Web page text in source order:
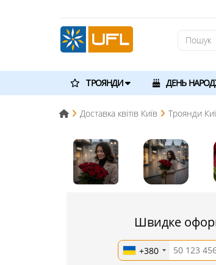
ТРОЯНДИ ДЕНЬ
Доставка квітів Київ Троянди
Швидке
+380